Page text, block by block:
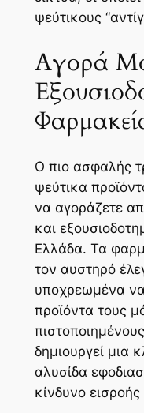
ψεύτικους
Αγορά
Ο πιο ασφαλής
ψεύτικα
να αγοράζετε
και
Ελλάδα. Τα
τον αυστηρό
υποχρεωμένα
προϊόντα τους
δημιουργεί μια
αλυσίδα
κίνδυνο